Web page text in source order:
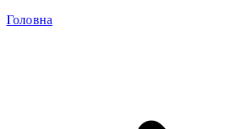
Головна